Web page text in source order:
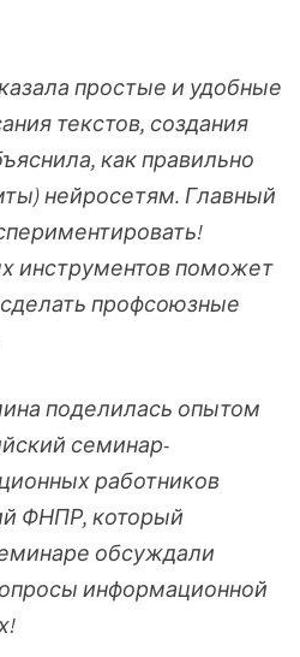
простые и удобные
текстов, создания
как правильно
нейросетям. Главный
инструментов поможет
профсоюзные
поделилась опытом
семинар-
работников
ФНПР, который
обсуждали
информационной